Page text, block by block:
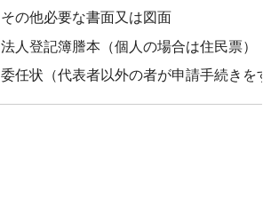
その他必要な書面又は図面
法人登記簿謄本（個人の場合は住民票）
委任状（代表者以外の者が申請手続きを